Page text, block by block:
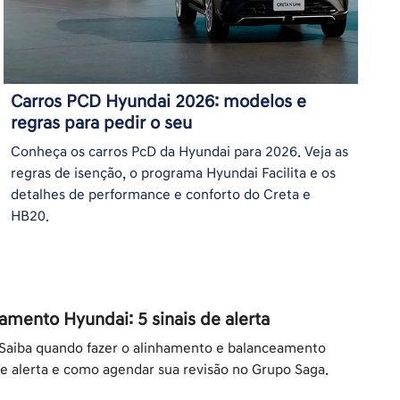
Carros PCD Hyundai 2026: modelos e
regras para pedir o seu
Conheça os carros PcD da Hyundai para 2026. Veja as
regras de isenção, o programa Hyundai Facilita e os
detalhes de performance e conforto do Creta e
HB20.
Hyundai: 5 sinais de alerta
quando fazer o alinhamento e balanceamento
alerta e como agendar sua revisão no Grupo Saga.